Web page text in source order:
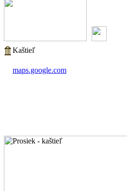
Kaštieľ
maps.google.com